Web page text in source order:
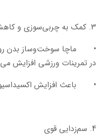
3. کمک به چربی‌سوزی و کاهش وزن
در تمرینات ورزشی افزایش می‌ده.
•	باعث افزایش اکسیداسیون چربی می‌شه.
4. سم‌زدایی قوی